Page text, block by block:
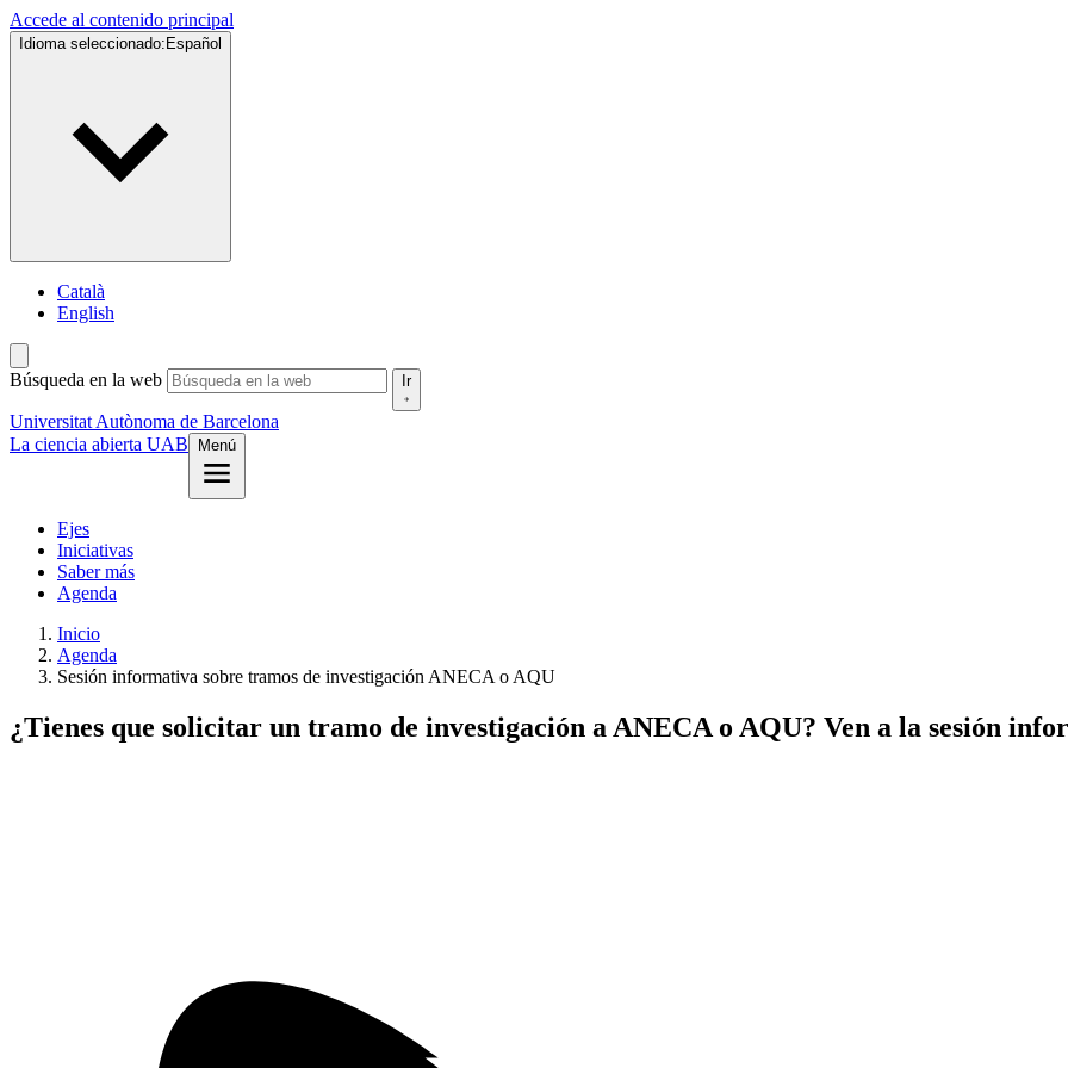
Accede al contenido principal
Idioma seleccionado: Español
Català
English
Búsqueda en la web Ir
Universitat Autònoma de Barcelona
La ciencia abierta UAB
Menú
Ejes
Iniciativas
Saber más
Agenda
Inicio
Agenda
Sesión informativa sobre tramos de investigación ANECA o AQU
¿Tienes que solicitar un tramo de investigación a ANECA o AQU? Ven a la sesión